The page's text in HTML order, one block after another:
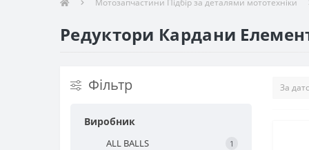
Мотозапчастини Підбір за деталями мототехніки
Редуктори Кардани
Фільтр
Виробник
ALL BALLS 1